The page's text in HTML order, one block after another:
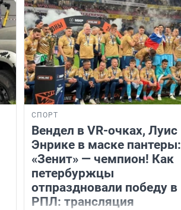
СПОРТ
Вендел в VR-очках, Луис
Энрике в маске пантеры:
«Зенит» — чемпион! Как
петербуржцы
отпраздновали победу в
РПЛ: трансляция